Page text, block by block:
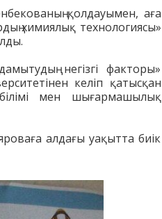
қолдауымен, аға
химиялық технологиясы»
негізгі факторы»
келіп қатысқан
мен шығармашылық
алдағы уақытта биік